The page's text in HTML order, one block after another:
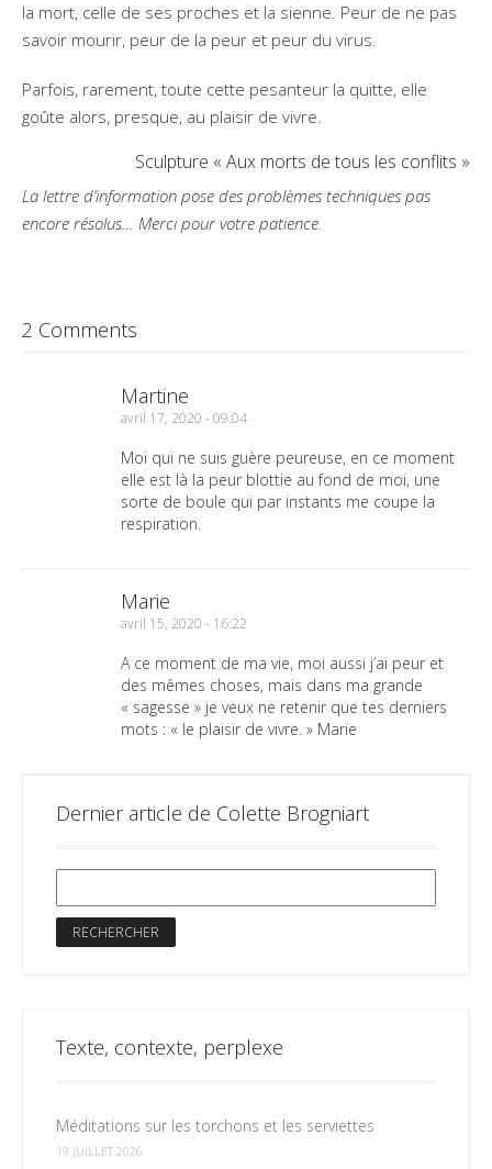
la mort, celle de ses proches et la sienne. Peur de ne pas
savoir mourir, peur de la peur et peur du virus.
Parfois, rarement, toute cette pesanteur la quitte, elle
goûte alors, presque, au plaisir de vivre.
Sculpture « Aux morts de tous les conflits »
La lettre d’information pose des problèmes techniques pas
encore résolus… Merci pour votre patience.
2 Comments
Martine
avril 17, 2020 - 09:04
Moi qui ne suis guère peureuse, en ce moment
elle est là la peur blottie au fond de moi, une
sorte de boule qui par instants me coupe la
respiration.
Marie
avril 15, 2020 - 16:22
A ce moment de ma vie, moi aussi j’ai peur et
des mêmes choses, mais dans ma grande
« sagesse » je veux ne retenir que tes derniers
mots : « le plaisir de vivre. » Marie
Dernier article de Colette Brogniart
Texte, contexte, perplexe
Méditations sur les torchons et les serviettes
19 JUILLET 2026